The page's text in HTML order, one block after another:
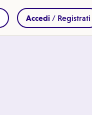
Accedi / Registrati